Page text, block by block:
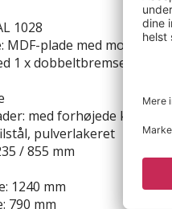
1028
MDF-plade med
1 x dobbeltbremse, 2 faste
med forhøjede kanter
pulverlakeret
/ 855 mm
1240 mm
790 mm